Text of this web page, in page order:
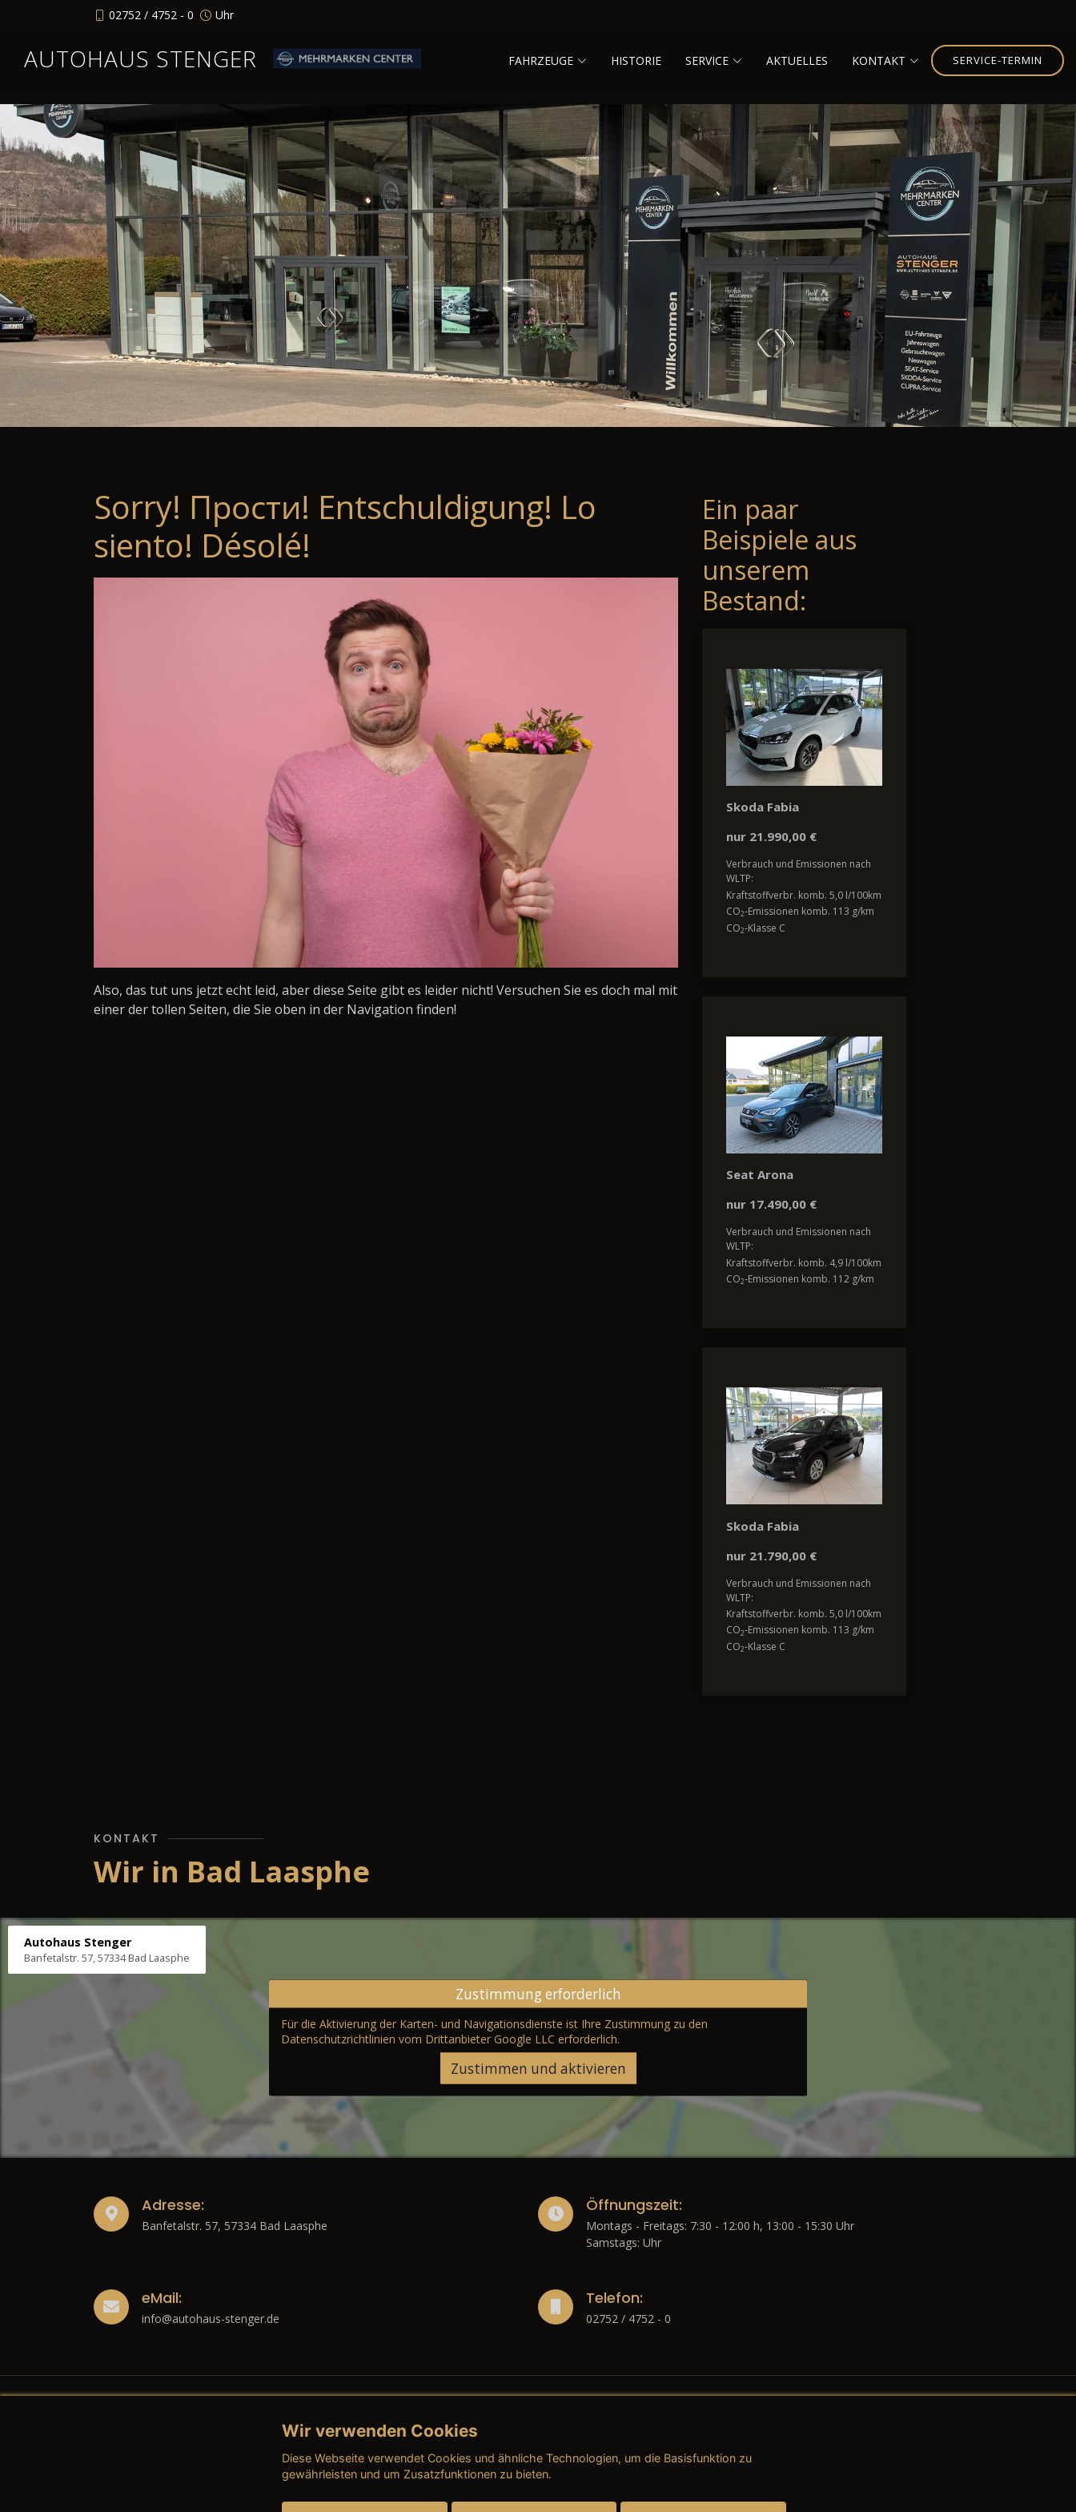
02752 / 4752 - 0 Uhr
AUTOHAUS STENGER FAHRZEUGE HISTORIE SERVICE AKTUELLES KONTAKT SERVICE-TERMIN
Sorry! Прости! Entschuldigung! Lo
siento! Désolé!
Also, das tut uns jetzt echt leid, aber diese Seite gibt es leider nicht! Versuchen Sie es doch mal mit
einer der tollen Seiten, die Sie oben in der Navigation finden!
Ein paar
Beispiele aus
unserem
Bestand:
Skoda Fabia
nur 21.990,00 €
Verbrauch und Emissionen nach
WLTP:
Kraftstoffverbr. komb. 5,0 l/100km
CO2-Emissionen komb. 113 g/km
CO2-Klasse C
Seat Arona
nur 17.490,00 €
Verbrauch und Emissionen nach
WLTP:
Kraftstoffverbr. komb. 4,9 l/100km
CO2-Emissionen komb. 112 g/km
Skoda Fabia
nur 21.790,00 €
Verbrauch und Emissionen nach
WLTP:
Kraftstoffverbr. komb. 5,0 l/100km
CO2-Emissionen komb. 113 g/km
CO2-Klasse C
KONTAKT
Wir in Bad Laasphe
Autohaus Stenger
Banfetalstr. 57, 57334 Bad Laasphe
Zustimmung erforderlich
Für die Aktivierung der Karten- und Navigationsdienste ist Ihre Zustimmung zu den
Datenschutzrichtlinien vom Drittanbieter Google LLC erforderlich.
Zustimmen und aktivieren
Adresse:
Banfetalstr. 57, 57334 Bad Laasphe
Öffnungszeit:
Montags - Freitags: 7:30 - 12:00 h, 13:00 - 15:30 Uhr
Samstags: Uhr
eMail:
info@autohaus-stenger.de
Telefon:
02752 / 4752 - 0
Rechtliches
→ Impressum
→ AGB (Neuwagen)
→ AGB (Teile & Zubehör)
Wir verwenden Cookies
Diese Webseite verwendet Cookies und ähnliche Technologien, um die Basisfunktion zu
gewährleisten und um Zusatzfunktionen zu bieten.